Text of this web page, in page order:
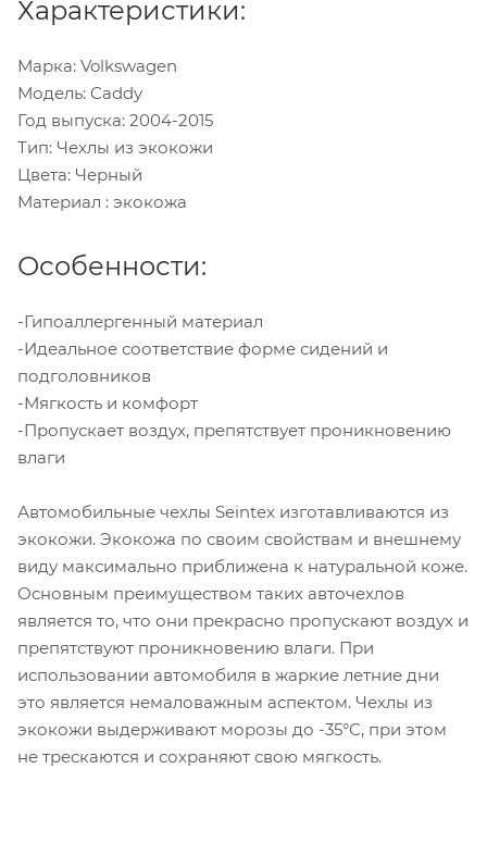
Характеристики:
Марка: Volkswagen
Модель: Caddy
Год выпуска: 2004-2015
Тип: Чехлы из экокожи
Цвета: Черный
Материал : экокожа
Особенности:
-Гипоаллергенный материал
-Идеальное соответствие форме сидений и
подголовников
-Мягкость и комфорт
-Пропускает воздух, препятствует проникновению
влаги
Автомобильные чехлы Seintex изготавливаются из
экокожи. Экокожа по своим свойствам и внешнему
виду максимально приближена к натуральной коже.
Основным преимуществом таких авточехлов
является то, что они прекрасно пропускают воздух и
препятствуют проникновению влаги. При
использовании автомобиля в жаркие летние дни
это является немаловажным аспектом. Чехлы из
экокожи выдерживают морозы до -35°С, при этом
не трескаются и сохраняют свою мягкость.